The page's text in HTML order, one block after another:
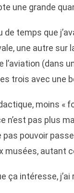
une grande
de temps que
une autre
l’aviation (dans
trois avec une
moins «
n’est pas plus
pouvoir
musées, autant
ça intéresse,